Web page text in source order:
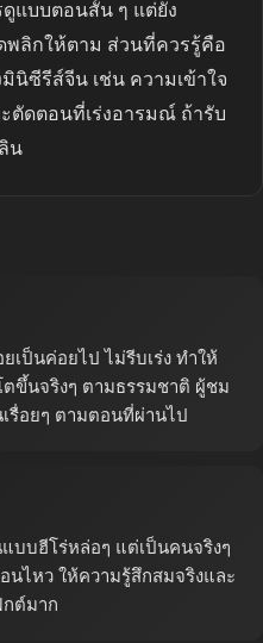
ดูแบบตอนสั้น ๆ แต่ยัง
ลิกให้ตาม ส่วนที่ควรรู้คือ
นิซีรีส์จีน เช่น ความเข้าใจ
ตัดตอนที่เร่งอารมณ์ ถ้ารับ
น
ป็นค่อยไป ไม่รีบเร่ง ทำให้
ขึ้นจริงๆ ตามธรรมชาติ ผู้ชม
รื่อยๆ ตามตอนที่ผ่านไป
บบฮีโร่หล่อๆ แต่เป็นคนจริงๆ
ไหว ให้ความรู้สึกสมจริงและ
กต์มาก